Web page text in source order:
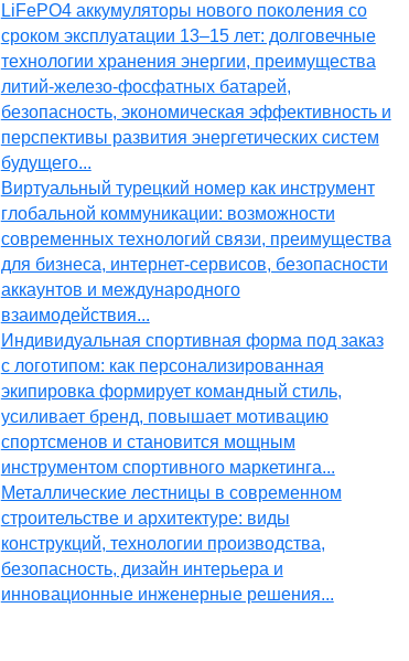
LiFePO4 аккумуляторы нового поколения со
сроком эксплуатации 13–15 лет: долговечные
технологии хранения энергии, преимущества
литий-железо-фосфатных батарей,
безопасность, экономическая эффективность и
перспективы развития энергетических систем
будущего...
Виртуальный турецкий номер как инструмент
глобальной коммуникации: возможности
современных технологий связи, преимущества
для бизнеса, интернет-сервисов, безопасности
аккаунтов и международного
взаимодействия...
Индивидуальная спортивная форма под заказ
с логотипом: как персонализированная
экипировка формирует командный стиль,
усиливает бренд, повышает мотивацию
спортсменов и становится мощным
инструментом спортивного маркетинга...
Металлические лестницы в современном
строительстве и архитектуре: виды
конструкций, технологии производства,
безопасность, дизайн интерьера и
инновационные инженерные решения...